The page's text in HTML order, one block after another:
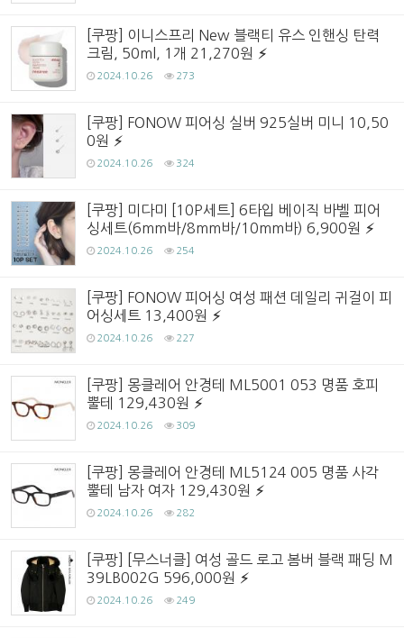
[쿠팡] 이니스프리 New 블랙티 유스 인핸싱 탄력
크림, 50ml, 1개 21,270원
2024.10.26 273
[쿠팡] FONOW 피어싱 실버 925실버 미니 10,50
0원
2024.10.26 324
[쿠팡] 미다미 [10P세트] 6타입 베이직 바벨 피어
싱세트(6mm바/8mm바/10mm바) 6,900원
2024.10.26 254
[쿠팡] FONOW 피어싱 여성 패션 데일리 귀걸이 피
어싱세트 13,400원
2024.10.26 227
[쿠팡] 몽클레어 안경테 ML5001 053 명품 호피
뿔테 129,430원
2024.10.26 309
[쿠팡] 몽클레어 안경테 ML5124 005 명품 사각
뿔테 남자 여자 129,430원
2024.10.26 282
[쿠팡] [무스너클] 여성 골드 로고 봄버 블랙 패딩 M
39LB002G 596,000원
2024.10.26 249